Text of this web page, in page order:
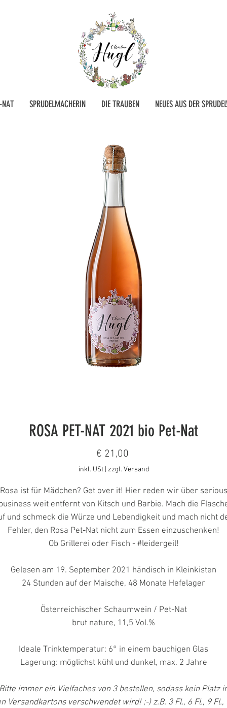
NAT SPRUDELMACHERIN DIE TRAUBEN NEUES AUS DER
ROSA PET-NAT 2021 bio Pet-Nat
€ 21,00Preis
inkl. USt| zzgl. Versand
Rosa ist für Mädchen? Get over it! Hier reden wir über serious
weit entfernt von Kitsch und Barbie. Mach die
und schmeck die Würze und Lebendigkeit und mach nicht
Fehler, den Rosa Pet-Nat nicht zum Essen einzuschenken!
Ob Grillerei oder Fisch - #leidergeil!
Gelesen am 19. September 2021 händisch in Kleinkisten
24 Stunden auf der Maische, 48 Monate Hefelager
Österreichischer Schaumwein / Pet-Nat
brut nature, 11,5 Vol.%
Ideale Trinktemperatur: 6° in einem bauchigen Glas
Lagerung: möglichst kühl und dunkel, max. 2 Jahre
immer ein Vielfaches von 3 bestellen, sodass kein Platz
Versandkartons verschwendet wird! ;-) z.B. 3 Fl., 6 Fl., 9 Fl.,